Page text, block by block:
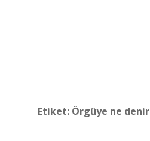
Etiket: Örgüye ne denir